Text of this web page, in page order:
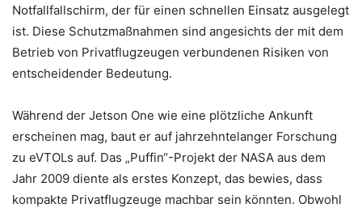
Notfallfallschirm, der für einen schnellen Einsatz ausgelegt
ist. Diese Schutzmaßnahmen sind angesichts der mit dem
Betrieb von Privatflugzeugen verbundenen Risiken von
entscheidender Bedeutung.
Während der Jetson One wie eine plötzliche Ankunft
erscheinen mag, baut er auf jahrzehntelanger Forschung
zu eVTOLs auf. Das „Puffin“-Projekt der NASA aus dem
Jahr 2009 diente als erstes Konzept, das bewies, dass
kompakte Privatflugzeuge machbar sein könnten. Obwohl